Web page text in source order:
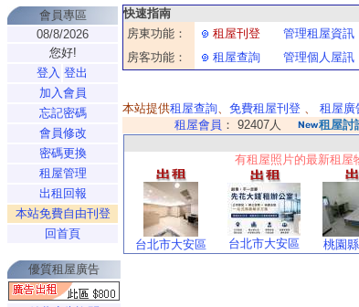
會員專區
08/8/2026
您好!
登入 登出
加入會員
忘記密碼
會員修改
密碼更換
租屋管理
出租回報
本站免費自由刊登
回首頁
優質租屋廣告
快速指南
房東功能：
租屋刊登 管理租屋資訊
房客功能：
租屋查詢 管理個人屋訊
本站提供租屋查詢、 免費租屋刊登 、 租屋廣
租屋會員 ： 92407人 租屋討
有租屋照片的最新租屋
台北市大安區 台北市大安區 桃園